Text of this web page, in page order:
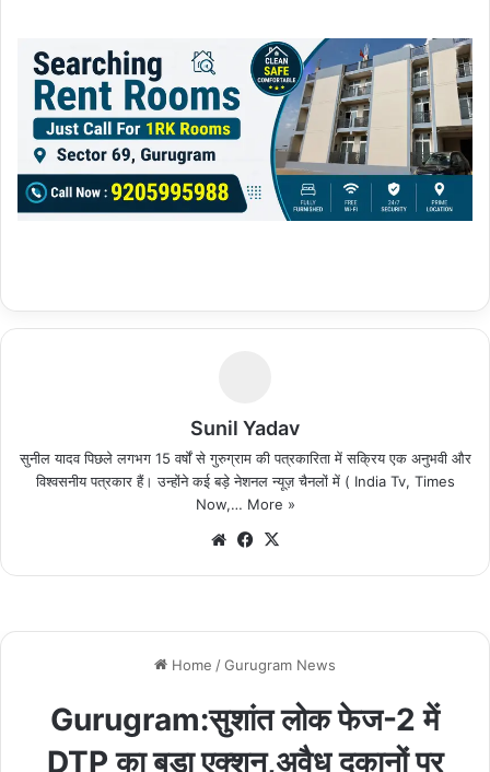
Sunil Yadav
सुनील यादव पिछले लगभग 15 वर्षों से गुरुग्राम की पत्रकारिता में सक्रिय एक अनुभवी और
विश्वसनीय पत्रकार हैं। उन्होंने कई बड़े नेशनल न्यूज़ चैनलों में ( India Tv, Times
Now,… More »
We Fa